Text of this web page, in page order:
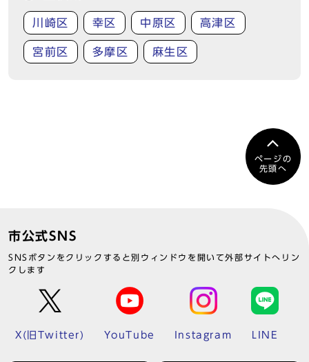
川崎区 幸区 中原区 高津区
宮前区 多摩区 麻生区
ページの
先頭へ
市公式SNS
SNSボタンをクリックすると別ウィンドウを開いて外部サイトへリン
クします
X(旧Twitter) YouTube Instagram LINE